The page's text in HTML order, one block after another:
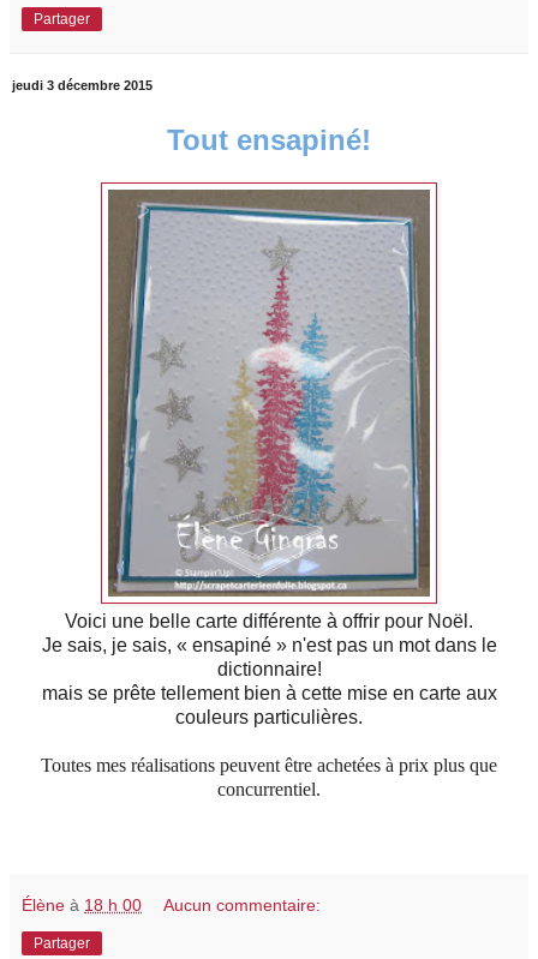
Partager
jeudi 3 décembre 2015
Tout ensapiné!
Voici une belle carte différente à offrir pour Noël.
Je sais, je sais, « ensapiné » n'est pas un mot dans le
dictionnaire!
mais se prête tellement bien à cette mise en carte aux
couleurs particulières.
Toutes mes réalisations peuvent être achetées à prix plus que
concurrentiel.
Élène à 18 h 00 Aucun commentaire:
Partager